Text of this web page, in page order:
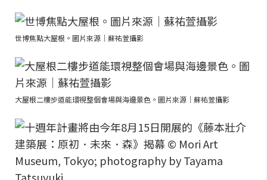
世博焦點大屋根。圖片來源｜蘇祐萱攝影
大屋根二樓步道能環視整個會場與海邊景色。圖片來源｜蘇祐萱攝影